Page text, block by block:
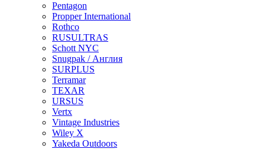
Pentagon
Propper International
Rothco
RUSULTRAS
Schott NYC
Snugpak / Англия
SURPLUS
Terramar
TEXAR
URSUS
Vertx
Vintage Industries
Wiley X
Yakeda Outdoors